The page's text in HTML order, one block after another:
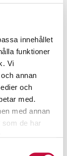
innehållet
funktioner
Vi
annan
och
med.
med annan
som de har